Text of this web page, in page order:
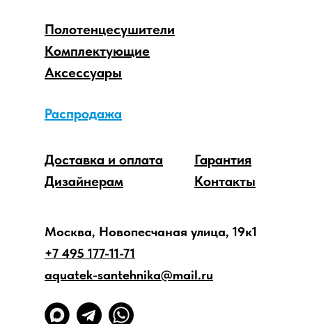
Аксессуары
Распродажа
Комплектующие
Дизайнерам
Доставка и оплата
Гарантия
Контакты
Полотенцесушители
Москва, Новопесчаная улица, 19к1
+7 495 177-11-71
aquatek-santehnika@mail.ru